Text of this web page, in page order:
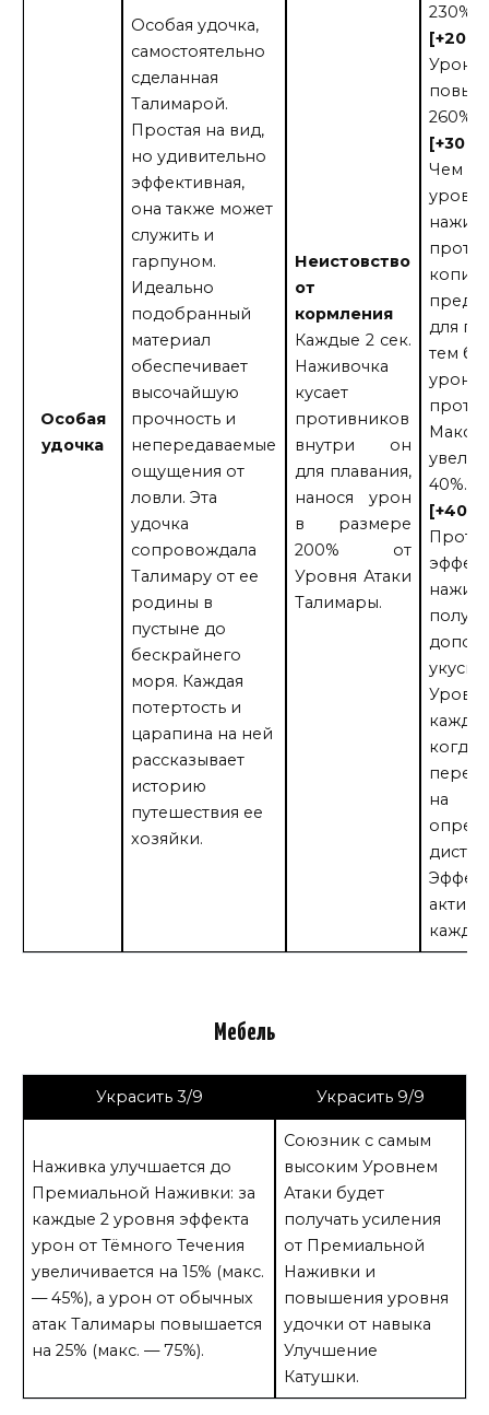
Особая
удочка
Особая удочка,
самостоятельно
сделанная
Талимарой.
Простая на вид,
но удивительно
эффективная,
она также может
служить и
гарпуном.
Идеально
подобранный
материал
обеспечивает
высочайшую
прочность и
непередаваемые
ощущения от
ловли. Эта
удочка
сопровождала
Талимару от ее
родины в
пустыне до
бескрайнего
моря. Каждая
потертость и
царапина на ней
рассказывает
историю
путешествия ее
хозяйки.
Неистовство
от
кормления
Каждые 2 сек.
Наживочка
кусает
противников
внутри он
для плавания,
нанося урон
в размере
200% от
Уровня Атаки
Талимары.
230%.
[+20
Урон
260%.
[+30
Чем
для
тем
урона
Макс.
40%.
[+40
укусы
когда
на
Мебель
Украсить 3/9 Украсить 9/9
Наживка улучшается до
Премиальной Наживки: за
каждые 2 уровня эффекта
урон от Тёмного Течения
увеличивается на 15% (макс.
— 45%), а урон от обычных
атак Талимары повышается
на 25% (макс. — 75%).
Союзник с самым
высоким Уровнем
Атаки будет
получать усиления
от Премиальной
Наживки и
повышения уровня
удочки от навыка
Улучшение
Катушки.